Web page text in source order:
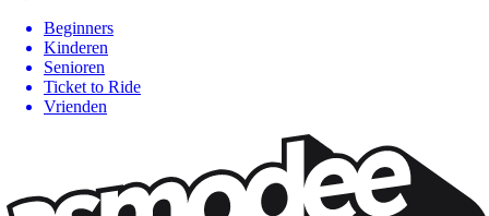
Beginners
Kinderen
Senioren
Ticket to Ride
Vrienden